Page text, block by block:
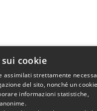
cookie
assimilati strettamente
del sito, nonché un
informazioni statistiche,